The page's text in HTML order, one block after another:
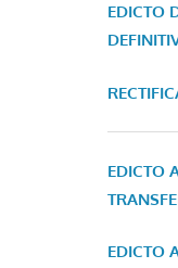
EDICTO
EDICTO
EDICTO